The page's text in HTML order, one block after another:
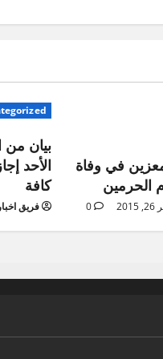
في وفاة
الحرمين
0
بيان من
الأحد
كافة
فريق